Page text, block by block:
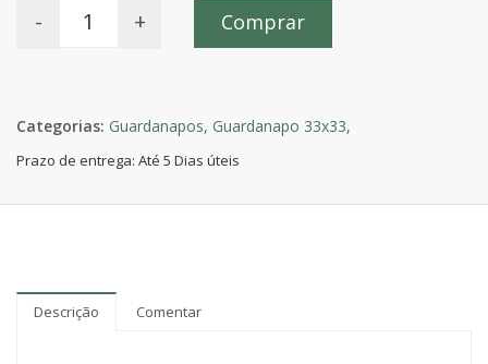
- + Comprar
Categorias: Guardanapos, Guardanapo 33x33,
Prazo de entrega: Até 5 Dias úteis
Descrição Comentar